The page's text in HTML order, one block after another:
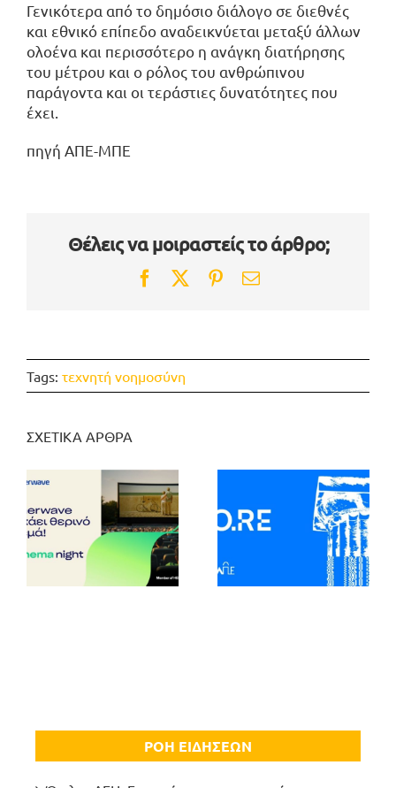
Γενικότερα από το δημόσιο διάλογο σε διεθνές
και εθνικό επίπεδο αναδεικνύεται μεταξύ άλλων
ολοένα και περισσότερο η ανάγκη διατήρησης
του μέτρου και ο ρόλος του ανθρώπινου
παράγοντα και οι τεράστιες δυνατότητες που
έχει.
πηγή ΑΠΕ-ΜΠΕ
Θέλεις να μοιραστείς το άρθρο;
Facebook
TwitterPinterest
Email
Tags: τεχνητή νοημοσύνη
ΣΧΕΤΙΚΑ ΑΡΘΡΑ
ΡΟΗ ΕΙΔΗΣΕΩΝ